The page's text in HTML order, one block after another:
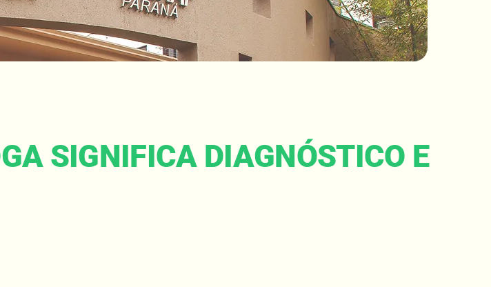
SIGNIFICA DIAGNÓSTICO E